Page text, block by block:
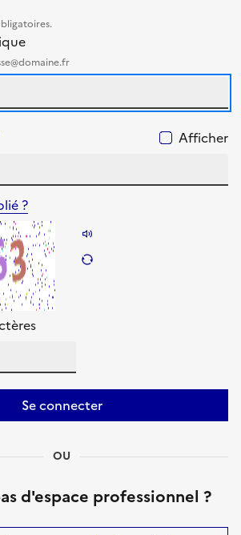
: adresse@domaine.fr
Précision sur le mot de passe Afficher
?
Se connecter
OU
d'espace professionnel ?